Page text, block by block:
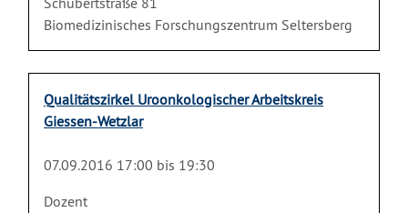
Biomedizinisches Forschungszentrum Seltersberg
Qualitätszirkel Uroonkologischer Arbeitskreis
Giessen-Wetzlar
07.09.2016 17:00 bis 19:30
Dozent